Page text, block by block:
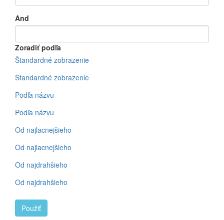
And
Zoradiť podľa
Štandardné zobrazenie
Štandardné zobrazenie
Podľa názvu
Podľa názvu
Od najlacnejšieho
Od najlacnejšieho
Od najdrahšieho
Od najdrahšieho
Použiť